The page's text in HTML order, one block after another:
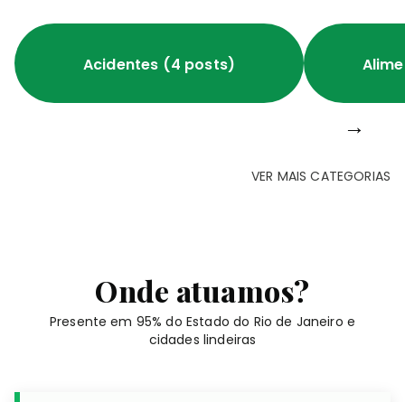
Acidentes (4 posts)
VER MAIS CATEGORIAS
Onde atuamos?
Presente em 95% do Estado do Rio de Janeiro e
cidades lindeiras